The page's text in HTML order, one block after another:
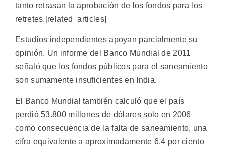
tanto retrasan la aprobación de los fondos para los
retretes.[related_articles]
Estudios independientes apoyan parcialmente su
opinión. Un informe del Banco Mundial de 2011
señaló que los fondos públicos para el saneamiento
son sumamente insuficientes en India.
El Banco Mundial también calculó que el país
perdió 53.800 millones de dólares solo en 2006
como consecuencia de la falta de saneamiento, una
cifra equivalente a aproximadamente 6,4 por ciento